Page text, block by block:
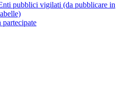
pubblici vigilati (da pubblicare in
partecipate